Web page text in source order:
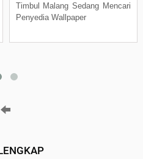
Timbul Malang Sedang Mencari
Penyedia Wallpaper